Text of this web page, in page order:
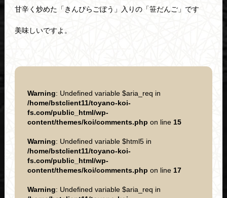
甘辛く炒めた「きんぴらごぼう」入りの「笹だんご」です
美味しいですよ。
Warning: Undefined variable $aria_req in
/home/bstclient11/toyano-koi-
fs.com/public_html/wp-
content/themes/koi/comments.php on line 15
Warning: Undefined variable $html5 in
/home/bstclient11/toyano-koi-
fs.com/public_html/wp-
content/themes/koi/comments.php on line 17
Warning: Undefined variable $aria_req in